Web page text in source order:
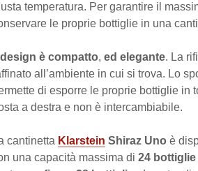
temperatura. Per garantire il
le proprie bottiglie in una
design è compatto, ed elegante. La
all’ambiente in cui si trova. Lo
di esporre le proprie bottiglie in
a destra e non è intercambiabile.
cantinetta Klarstein Shiraz Uno è
una capacità massima di 24 bottiglie